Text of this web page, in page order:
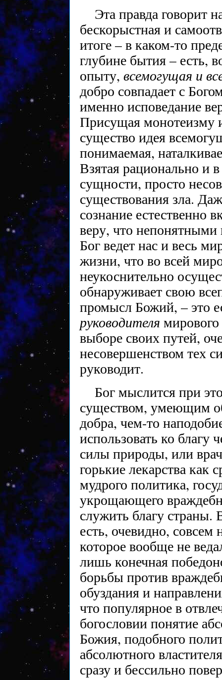
Эта правда говорит
бескорыстная и
итоге – в каком-то
глубине бытия – есть,
опыту, всемогущая и
добро совпадает с
именно исповедание
Присущая монотеизму
существо идея
понимаемая,
Взятая рационально и
сущности, просто
существования зла.
сознание естественно
веру, что
Бог ведет нас и весь
жизни, что во всей
неукоснительно
обнаруживает свою
промысл Божий, – это
руководителя
выборе своих путей,
несовершенством тех
руководит.
Бог мыслится при
существом, умеющим
добра, чем-то
использовать ко благу
силы природы, или
горькие лекарства как
мудрого политика,
укрощающего
служить благу страны.
есть, очевидно,
которое вообще не
лишь конечная
борьбы против
обуздания и
что популярное в
богословии понятие
Божия, подобного
абсолютного
сразу и бессильно